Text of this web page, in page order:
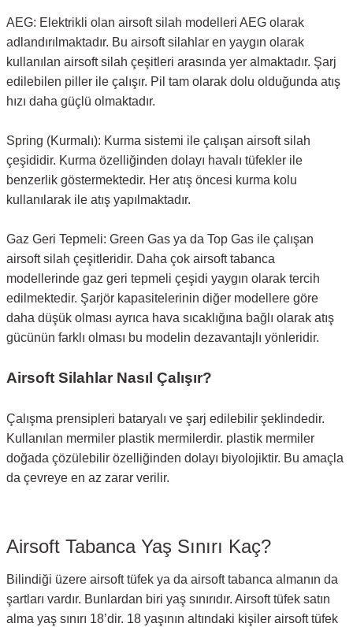
AEG: Elektrikli olan airsoft silah modelleri AEG olarak
adlandırılmaktadır. Bu airsoft silahlar en yaygın olarak
kullanılan airsoft silah çeşitleri arasında yer almaktadır. Şarj
edilebilen piller ile çalışır. Pil tam olarak dolu olduğunda atış
hızı daha güçlü olmaktadır.
Spring (Kurmalı): Kurma sistemi ile çalışan airsoft silah
çeşididir. Kurma özelliğinden dolayı havalı tüfekler ile
benzerlik göstermektedir. Her atış öncesi kurma kolu
kullanılarak ile atış yapılmaktadır.
Gaz Geri Tepmeli: Green Gas ya da Top Gas ile çalışan
airsoft silah çeşitleridir. Daha çok airsoft tabanca
modellerinde gaz geri tepmeli çeşidi yaygın olarak tercih
edilmektedir. Şarjör kapasitelerinin diğer modellere göre
daha düşük olması ayrıca hava sıcaklığına bağlı olarak atış
gücünün farklı olması bu modelin dezavantajlı yönleridir.
Airsoft Silahlar Nasıl Çalışır?
Çalışma prensipleri bataryalı ve şarj edilebilir şeklindedir.
Kullanılan mermiler plastik mermilerdir. plastik mermiler
doğada çözülebilir özelliğinden dolayı biyolojiktir. Bu amaçla
da çevreye en az zarar verilir.
Airsoft Tabanca Yaş Sınırı Kaç?
Bilindiği üzere airsoft tüfek ya da airsoft tabanca almanın da
şartları vardır. Bunlardan biri yaş sınırıdır. Airsoft tüfek satın
alma yaş sınırı 18’dir. 18 yaşının altındaki kişiler airsoft tüfek